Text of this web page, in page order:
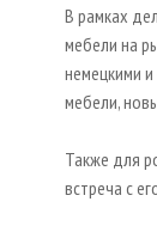
В рамках
мебели на
немецкими
мебели,
Также для
встреча с